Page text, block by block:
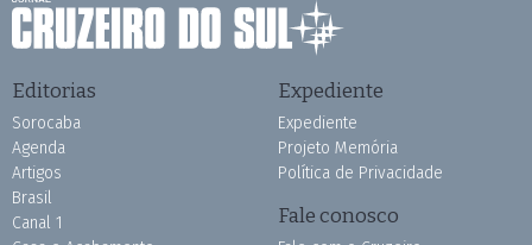
Editorias
Sorocaba
Agenda
Artigos
Brasil
Canal 1
Expediente
Expediente
Projeto Memória
Política de Privacidade
Fale conosco